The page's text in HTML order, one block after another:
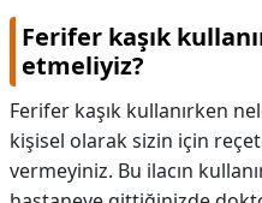
Ferifer kaşık
etmeliyiz?
Ferifer kaşık kullanırken
kişisel olarak sizin için
vermeyiniz. Bu ilacın